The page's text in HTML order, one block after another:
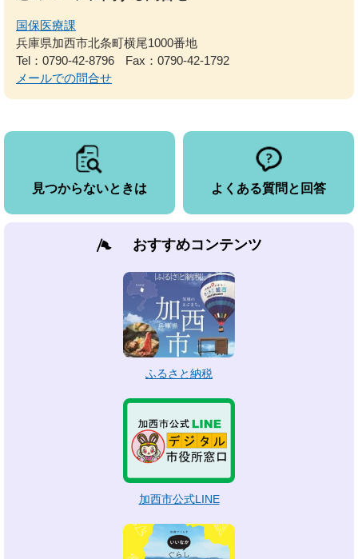
国保医療課
兵庫県加西市北条町横尾1000番地
Tel：0790-42-8796
Fax：0790-42-1792
メールでの問合せ
見つからないときは よくある質問と回答
おすすめコンテンツ
ふるさと納税
加西市公式LINE